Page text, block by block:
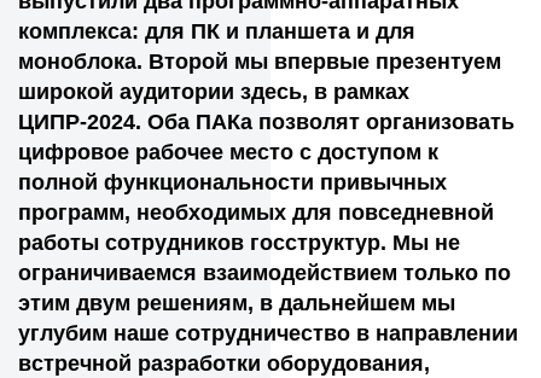
комплекса: для ПК и планшета и для
моноблока. Второй мы впервые презентуем
широкой аудитории здесь, в рамках
ЦИПР-2024. Оба ПАКа позволят организовать
цифровое рабочее место с доступом к
полной функциональности привычных
программ, необходимых для повседневной
работы сотрудников госструктур. Мы не
ограничиваемся взаимодействием только по
этим двум решениям, в дальнейшем мы
углубим наше сотрудничество в направлении
встречной разработки оборудования,